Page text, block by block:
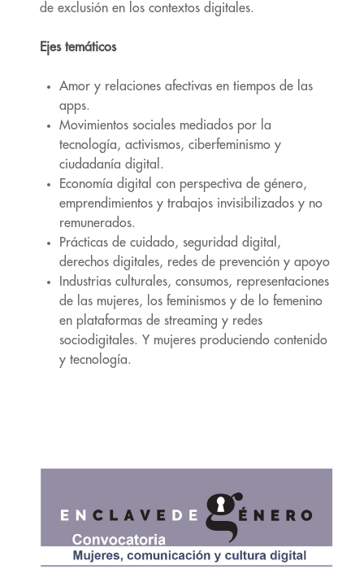
de exclusión en los contextos digitales.
Ejes temáticos
Amor y relaciones afectivas en tiempos de las
apps.
Movimientos sociales mediados por la
tecnología, activismos, ciberfeminismo y
ciudadanía digital.
Economía digital con perspectiva de género,
emprendimientos y trabajos invisibilizados y no
remunerados.
Prácticas de cuidado, seguridad digital,
derechos digitales, redes de prevención y apoyo
Industrias culturales, consumos, representaciones
de las mujeres, los feminismos y de lo femenino
en plataformas de streaming y redes
sociodigitales. Y mujeres produciendo contenido
y tecnología.